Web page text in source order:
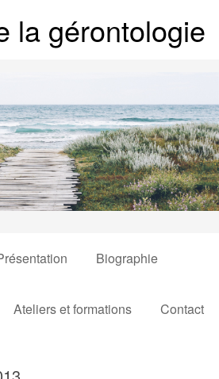
la gérontologie
Biographie
Ateliers et formations Contact